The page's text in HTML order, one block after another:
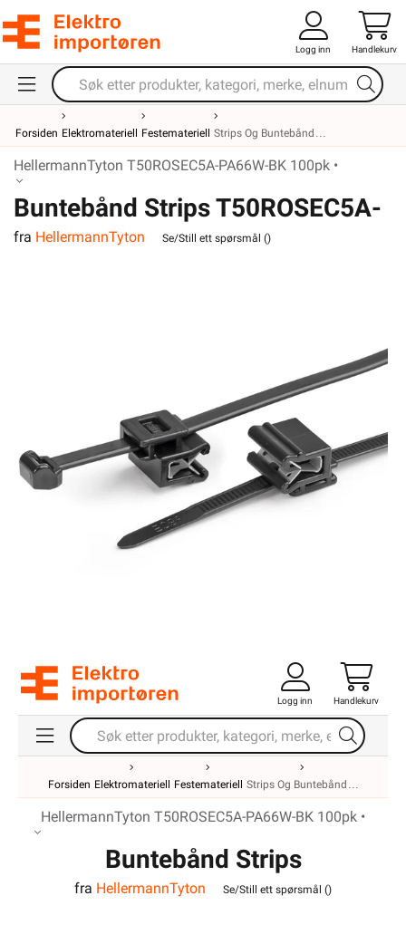
Logg inn Handlekurv
Forsiden Elektromateriell Festemateriell Strips Og Buntebånd
HellermannTyton T50ROSEC5A-PA66W-BK 100pk •
Buntebånd Strips T50ROSEC5A-
PA66W-BK 100 Pk
fra HellermannTyton Se/Still ett spørsmål ()
Logg inn Handlekurv
Forsiden Elektromateriell Festemateriell Strips Og Buntebånd
HellermannTyton T50ROSEC5A-PA66W-BK 100pk •
Buntebånd Strips
T50ROSEC5A-PA66W-BK 100
fra HellermannTyton Se/Still ett spørsmål ()